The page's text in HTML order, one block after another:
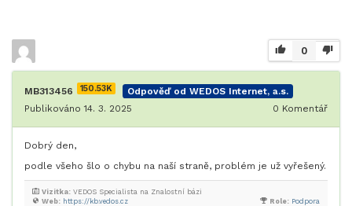
0
MB313456 150.53K
Odpověď od WEDOS Internet, a.s.
Publikováno 14. 3. 2025
0 Komentář
Dobrý den,
podle všeho šlo o chybu na naší straně, problém je už vyřešený.
Role: Podpora
Web: https://kb.vedos.cz
Vizitka: VEDOS Specialista na Znalostní bázi